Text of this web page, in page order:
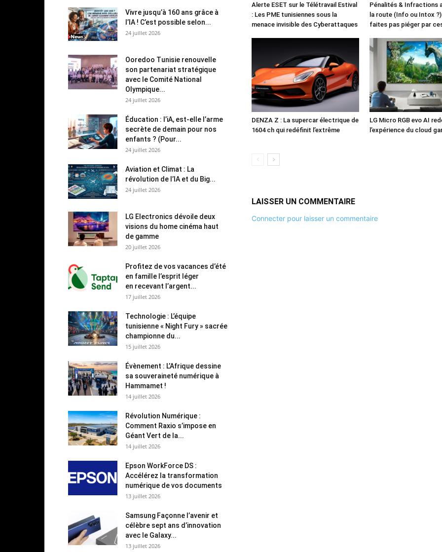
Alerte ESET sur le Télétravail Estival
: Les PME tunisiennes sous la
menace invisible des Cyberattaques
Pénalités & Infractions
la route (Info ou Intox
faites pas piéger par
DENZA Z : La supercar électrique de
1604 ch qui redéfinit l’extrême
LG Micro RGB evo AI
l’expérience du cloud
LAISSER UN COMMENTAIRE
Connecter pour laisser un commentaire
Vivre jusqu’à 160 ans grâce à
l’IA ! C’est possible selon...
24 juillet 2026
Ooredoo Tunisie renouvelle
son partenariat stratégique
avec le Comité National
Olympique...
24 juillet 2026
Éducation : l’iA, est-elle l’arme
secrète de demain pour nos
enfants ? (Pour...
24 juillet 2026
Aviation et Climat : La
révolution de l’IA et du Big...
24 juillet 2026
LG Electronics dévoile deux
visions du home cinéma haut
de gamme
20 juillet 2026
Profitez de vos vacances d’été
en famille l’esprit léger
en recevant l’argent...
17 juillet 2026
Technologie : L’équipe
tunisienne « Night Fury » sacrée
championne du...
15 juillet 2026
Évènement : L’Afrique dessine
sa souveraineté numérique à
Hammamet !
14 juillet 2026
Révolution Numérique :
Comment Raxio s’impose en
Géant Vert de la...
14 juillet 2026
Epson WorkForce DS :
Accélérez la transformation
numérique de vos documents
13 juillet 2026
Samsung Façonne l’avenir et
célèbre sept ans d’innovation
avec le Galaxy...
13 juillet 2026